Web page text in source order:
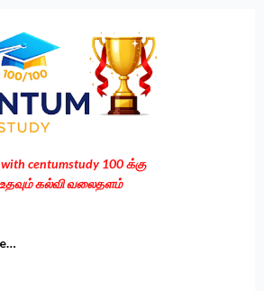
with centumstudy 100 க்கு
கல்வி வலைதளம்